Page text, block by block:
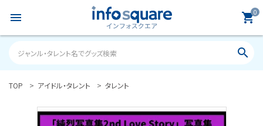
menu 0
shopping_cart
search
TOP アイドル・タレント タレント